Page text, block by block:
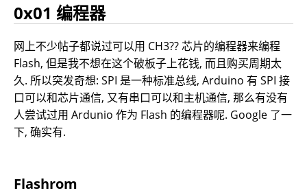
0x01 编程器
网上不少帖子都说过可以用 CH3?? 芯片的编程器来编程
Flash, 但是我不想在这个破板子上花钱, 而且购买周期太
久. 所以突发奇想: SPI 是一种标准总线, Arduino 有 SPI 接
口可以和芯片通信, 又有串口可以和主机通信, 那么有没有
人尝试过用 Ardunio 作为 Flash 的编程器呢. Google 了一
下, 确实有.
Flashrom